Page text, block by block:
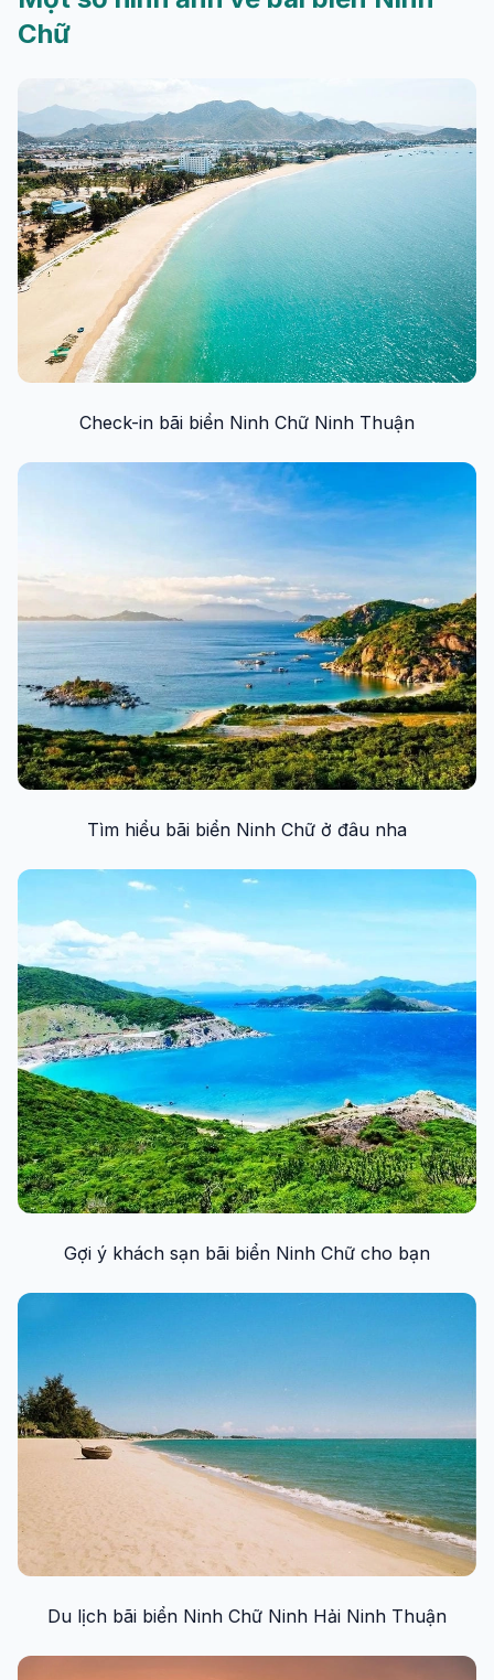
Chữ
Check-in bãi biển Ninh Chữ Ninh Thuận
Tìm hiểu bãi biển Ninh Chữ ở đâu nha
Gợi ý khách sạn bãi biển Ninh Chữ cho bạn
Du lịch bãi biển Ninh Chữ Ninh Hải Ninh Thuận